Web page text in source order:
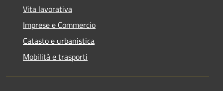
Vita lavorativa
Imprese e Commercio
Catasto e urbanistica
Mobilità e trasporti